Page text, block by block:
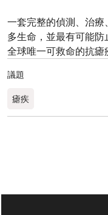
一套完整的偵測、治
多生命，並最有可能
全球唯一可救命的抗瘧
議題
瘧疾